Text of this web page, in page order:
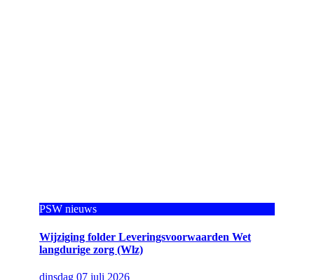
PSW nieuws
Wijziging folder Leveringsvoorwaarden Wet
langdurige zorg (Wlz)
dinsdag 07 juli 2026